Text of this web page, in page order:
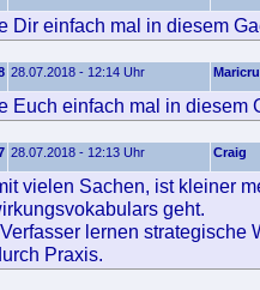
Dir einfach mal in diesem
28.07.2018 - 12:14 Uhr
Euch einfach mal in diesem
28.07.2018 - 12:13 Uhr Craig
vielen Sachen, ist kleiner
geht.
lernen strategische
Praxis.